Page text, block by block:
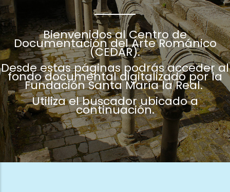
Bienvenidos al Centro de
Documentación del Arte Románico
(CEDAR).
Desde estas páginas podrás acceder al
fondo documental digitalizado por la
Fundación Santa María la Real.
Utiliza el buscador ubicado a
continuación.